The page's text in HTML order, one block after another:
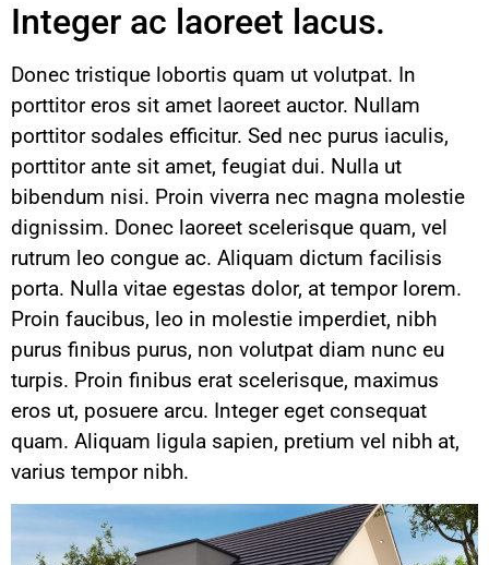
Integer ac laoreet lacus.
Donec tristique lobortis quam ut volutpat. In
porttitor eros sit amet laoreet auctor. Nullam
porttitor sodales efficitur. Sed nec purus iaculis,
porttitor ante sit amet, feugiat dui. Nulla ut
bibendum nisi. Proin viverra nec magna molestie
dignissim. Donec laoreet scelerisque quam, vel
rutrum leo congue ac. Aliquam dictum facilisis
porta. Nulla vitae egestas dolor, at tempor lorem.
Proin faucibus, leo in molestie imperdiet, nibh
purus finibus purus, non volutpat diam nunc eu
turpis. Proin finibus erat scelerisque, maximus
eros ut, posuere arcu. Integer eget consequat
quam. Aliquam ligula sapien, pretium vel nibh at,
varius tempor nibh.